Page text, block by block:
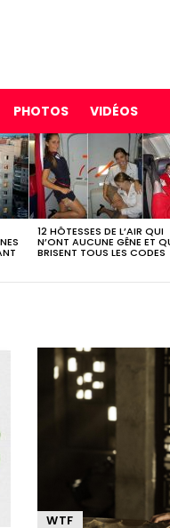
PHOTOS VIDÉOS
12 HÔTESSES DE L’AIR QUI
N’ONT AUCUNE GÊNE ET
BRISENT TOUS LES CODES
WTF